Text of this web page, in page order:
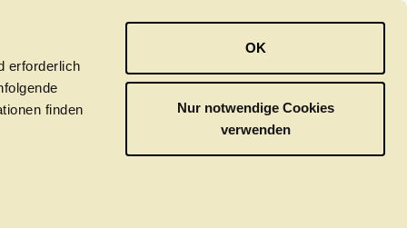
erforderlich
finden
OK
Nur notwendige Cookies
verwenden
ORCHESTER